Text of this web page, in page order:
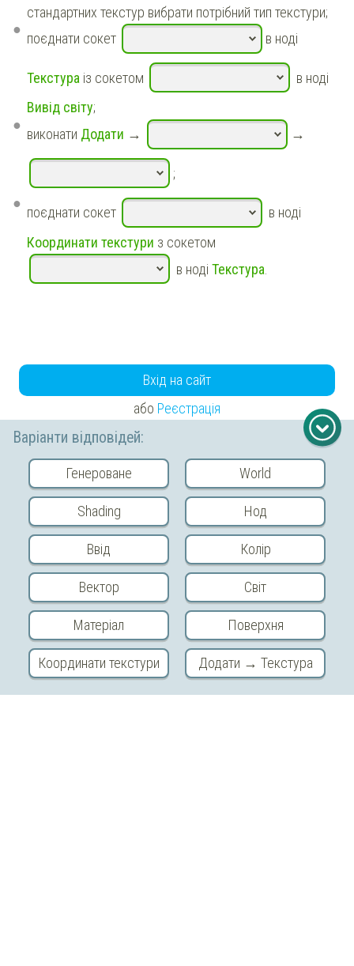
стандартних текстур вибрати потрібний тип текстури;
поєднати сокет
в ноді
Текстура із сокетом
в ноді
Вивід світу;
виконати Додати → →
;
поєднати сокет
в ноді
Координати текстури з сокетом
в ноді Текстура
Варіанти відповідей:
Генероване World
Shading Нод
Ввід Колір
Вектор Світ
Матеріал Поверхня
Координати текстури Додати → Текстура
Вхід на сайт
або Реєстрація
Попереднє
завдання
Повернутись до
Наступне
Відправити відгук
Copyright © 2026 «МійКлас»